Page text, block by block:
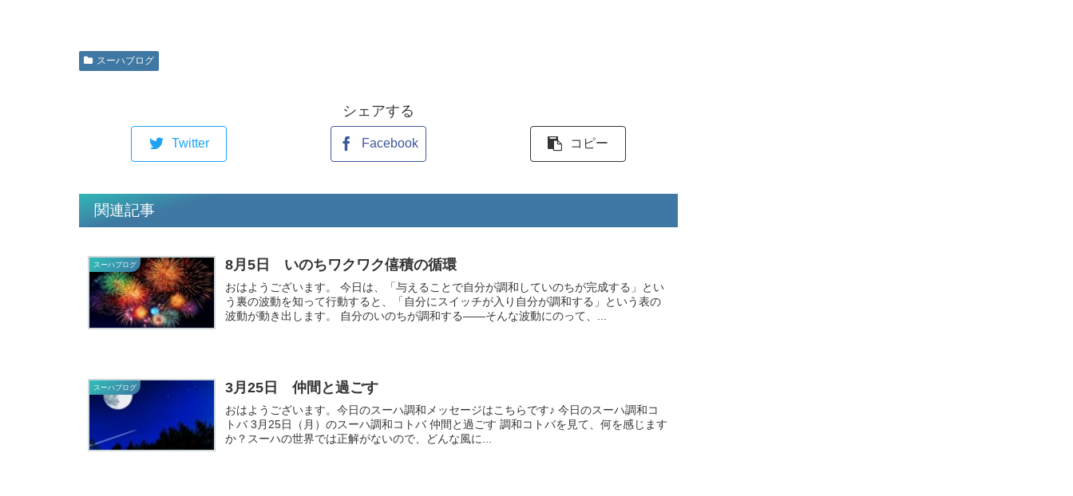
スーハブログ
シェアする
Twitter Facebook コピー
関連記事
スーハブログ 8月5日 いのちワクワク僖積の循環
おはようございます。 今日は、「与えることで自分が調和していのちが完成する」とい
う裏の波動を知って行動すると、「自分にスイッチが入り自分が調和する」という表の
波動が動き出します。 自分のいのちが調和する――そんな波動にのって、...
スーハブログ 3月25日 仲間と過ごす
おはようございます。今日のスーハ調和メッセージはこちらです♪ 今日のスーハ調和コ
トバ 3月25日（月）のスーハ調和コトバ 仲間と過ごす 調和コトバを見て、何を感じます
か？スーハの世界では正解がないので、どんな風に...